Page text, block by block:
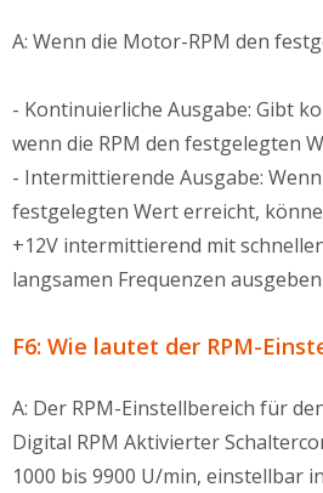
A: Wenn die Motor-RPM den
- Kontinuierliche Ausgabe: Gibt
wenn die RPM den festgelegten
- Intermittierende Ausgabe: Wenn
festgelegten Wert erreicht,
+12V intermittierend mit
langsamen Frequenzen
F6: Wie lautet der RPM-
A: Der RPM-Einstellbereich für
Digital RPM Aktivierter
1000 bis 9900 U/min, einstellbar